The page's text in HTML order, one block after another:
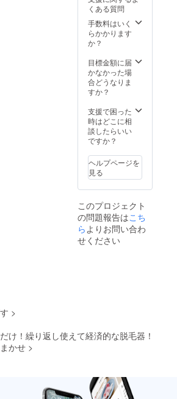
くある質問
手数料はいく
らかかります
か？
目標金額に届
かなかった場
合どうなりま
すか？
支援で困った
時はどこに相
談したらいい
ですか？
ヘルプページを
見る
このプロジェクト
の問題報告はこち
ら よりお問い合わ
せください
>
け！繰り返し使えて経済的な脱毛器！
かせ >